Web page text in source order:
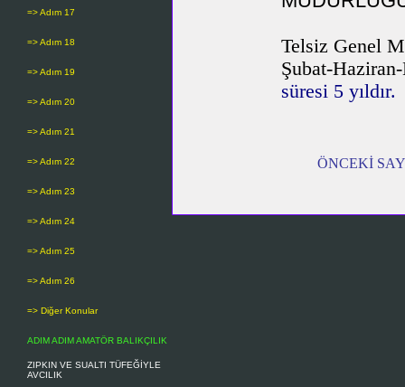
=> Adım 17
=> Adım 18
=> Adım 19
=> Adım 20
=> Adım 21
=> Adım 22
=> Adım 23
=> Adım 24
=> Adım 25
=> Adım 26
=> Diğer Konular
ADIM ADIM AMATÖR BALIKÇILIK
ZIPKIN VE SUALTI TÜFEĞİYLE
AVCILIK
Telsiz Genel
Şubat-
süresi 5 yıldır.
ÖNCEKİ